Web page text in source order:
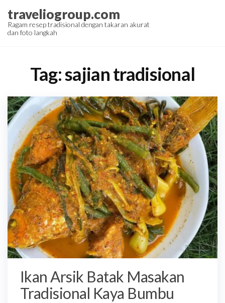
the
traveliogroup.com
Ragam resep tradisional dengan takaran akurat
dan foto langkah
Tag:sajian tradisional
Ikan Arsik Batak Masakan
Tradisional Kaya Bumbu